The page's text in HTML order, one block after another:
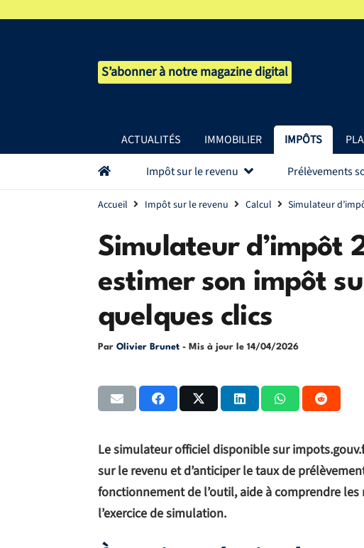
S’abonner à notre magazine digital
ACTUALITÉS IMMOBILIER IMPÔTS
Impôt sur le revenu Prélèvements
Accueil Impôt sur le revenu Calcul Simulateur
Simulateur d’impôt
estimer son impôt
quelques clics
Par Olivier Brunet - Mis à jour le 14/04/2026
Le simulateur officiel disponible sur
sur le revenu et d’anticiper le taux de
fonctionnement de l’outil, aide à comprendre
l’exercice de simulation.